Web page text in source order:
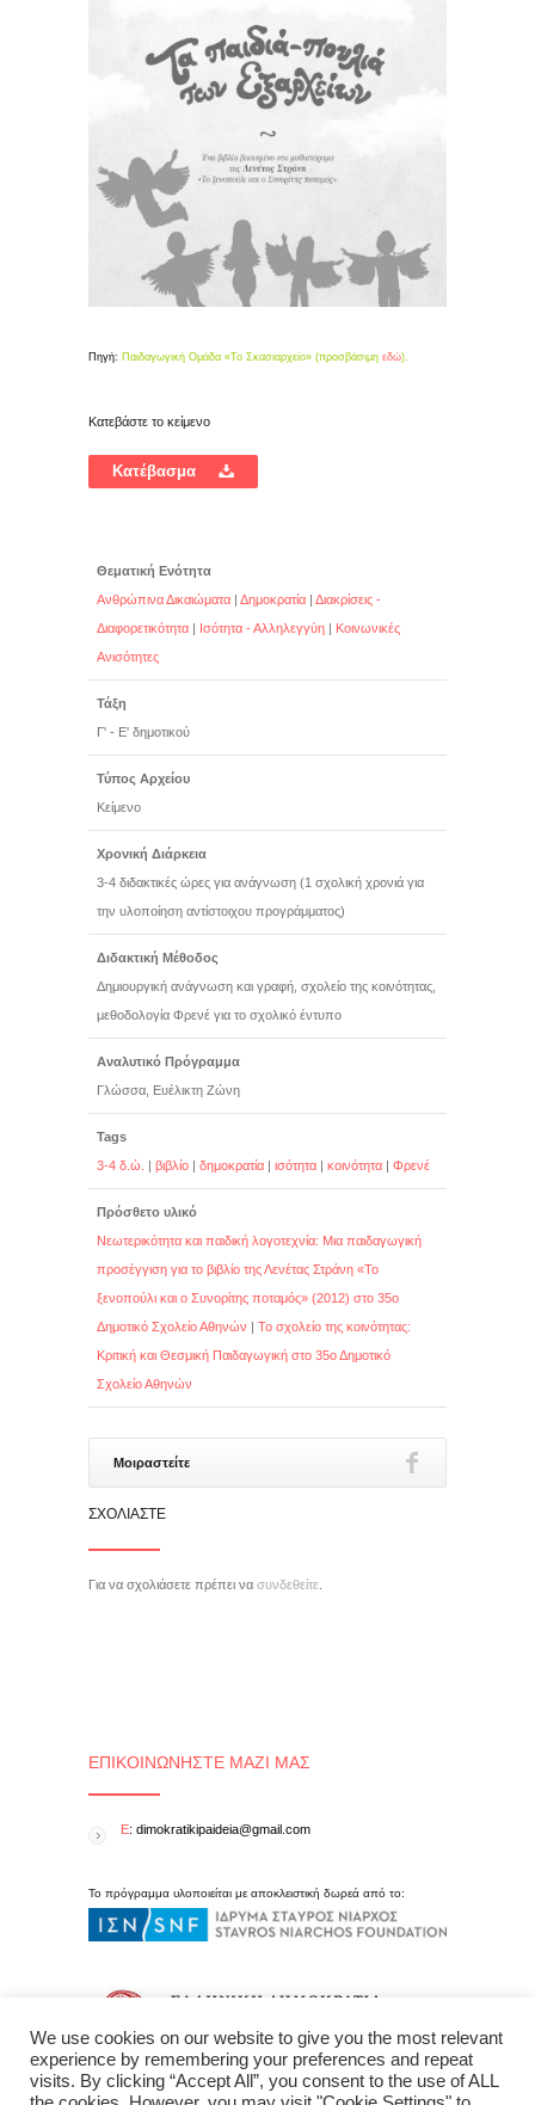
Πηγή: Παιδαγωγική Ομάδα «Το Σκασιαρχείο» (προσβάσιμη εδώ).
Κατεβάστε το κείμενο
Κατέβασμα
Θεματική Ενότητα
Ανθρώπινα Δικαιώματα | Δημοκρατία | Διακρίσεις -
Διαφορετικότητα | Ισότητα - Αλληλεγγύη | Κοινωνικές
Ανισότητες
Τάξη
Γ' - Ε' δημοτικού
Τύπος Αρχείου
Κείμενο
Χρονική Διάρκεια
3-4 διδακτικές ώρες για ανάγνωση (1 σχολική χρονιά για
την υλοποίηση αντίστοιχου προγράμματος)
Διδακτική Μέθοδος
Δημιουργική ανάγνωση και γραφή, σχολείο της κοινότητας,
μεθοδολογία Φρενέ για το σχολικό έντυπο
Αναλυτικό Πρόγραμμα
Γλώσσα, Ευέλικτη Ζώνη
Tags
3-4 δ.ώ.
| βιβλίο | δημοκρατία | ισότητα | κοινότητα | Φρενέ
Πρόσθετο υλικό
Νεωτερικότητα και παιδική λογοτεχνία: Μια παιδαγωγική
προσέγγιση για το βιβλίο της Λενέτας Στράνη «Το
ξενοπούλι και ο Συνορίτης ποταμός» (2012) στο 35ο
Δημοτικό Σχολείο Αθηνών | Το σχολείο της κοινότητας:
Κριτική και Θεσμική Παιδαγωγική στο 35ο Δημοτικό
Σχολείο Αθηνών
Μοιραστείτε
ΣΧΟΛΙΆΣΤΕ
Για να σχολιάσετε πρέπει να συνδεθείτε
ΕΠΙΚΟΙΝΩΝΉΣΤΕ ΜΑΖΊ ΜΑΣ
E: dimokratikipaideia@gmail.com
Το πρόγραμμα υλοποιείται με αποκλειστική δωρεά από το:
We use cookies on our website to give you the most relevant
experience by remembering your preferences and repeat
visits. By clicking “Accept All”, you consent to the use of ALL